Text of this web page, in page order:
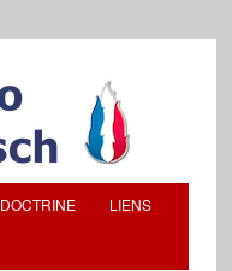
DOCTRINE LIENS